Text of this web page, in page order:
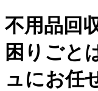
不用品回
困りごと
ュにお任